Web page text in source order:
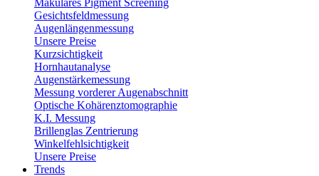
Makulares Pigment Screening
Gesichtsfeldmessung
Augenlängenmessung
Unsere Preise
Kurzsichtigkeit
Hornhautanalyse
Augenstärkemessung
Messung vorderer Augenabschnitt
Optische Kohärenztomographie
K.I. Messung
Brillenglas Zentrierung
Winkelfehlsichtigkeit
Unsere Preise
Trends